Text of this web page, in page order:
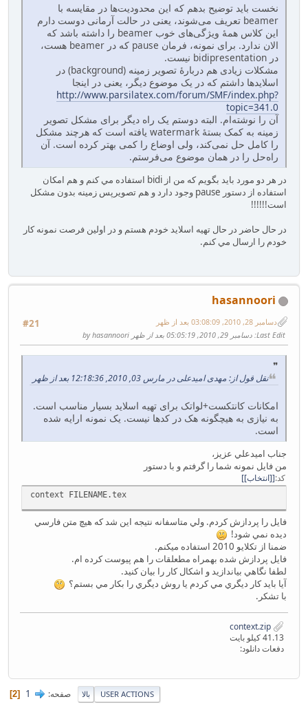
نخست باید توضیح بدهم که این محدودیت‌ها در مقایسه با
beamer تعریف می‌شوند، یعنی در حالت آرمانی دوست دارم
این کلاس همهٔ ویژگی‌های خوب beamer را داشته باشد که
الان ندارد. برای نمونه، فرمان pause که در beamer هست،
در bidipresentation نیست.
مشکلات زیادی هم دربارهٔ تصویر زمینه (background) در
اسلایدها داشتم که در یک موضوع دیگر، یعنی در اینجا
http://www.parsilatex.com/forum/SMF/index.php?
topic=341.0
آن را نوشته‌ام. البته دوستم یک راه دیگر برای مشکل تصویر
زمینه به کمک بستهٔ watermark یافته است که هرچند مشکل
را کامل حل نمی‌کند، ولی اوضاع را کمی بهتر کرده است. آن
راه‌حل را در همان موضوع می‌فرستم.
در هر دو مورد بايد بگويم كه من از bidi استفاده مي كنم و هم امكان
استفاده از دستور pause وجود دارد و هم تصويرپس زمينه بدون مشكل
است!!!!!!
در حال حاضر در حال تهيه اسلايد خودم هستم و در اولين فرصت نمونه كار
خودم را ارسال مي كنم.
hasannoori
#21
دسامبر 28, 2010, 03:08:09 بعد از ظهر
Last Edit: دسامبر 29, 2010, 05:05:19 بعد از ظهر by hasannoori
نقل قول از: مهدی امیدعلی در مارس 03, 2010, 12:18:36 بعد از ظهر
امکانات کانتکست+لواتک برای تهیه اسلاید بسیار مناسب است.
به نیازی به هیچگونه هک در کدها نیست. یک نمونه ارایه شده
است.
جناب اميدعلي عزيز،
من فايل نمونه شما را گرفتم و با دستور
کد [انتخاب]
context FILENAME.tex
فايل را پردازش كردم. ولي متاسفانه نتيجه اين شد كه هيچ متن فارسي
ديده نمي شود!
ضمنا از تكلايو 2010 استفاده ميكنم.
فايل پردازش شده بهمراه مطعلقات را هم پيوست كرده ام.
لطفا نگاهي بياندازيد و اشكال كار را بيان كنيد.
آيا بايد كار ديگري مي كردم يا روش ديگري را بكار مي بستم؟
با تشكر.
41.13 کیلو بایت
دفعات دانلود:
بالا صفحه 1
2 USER ACTIONS